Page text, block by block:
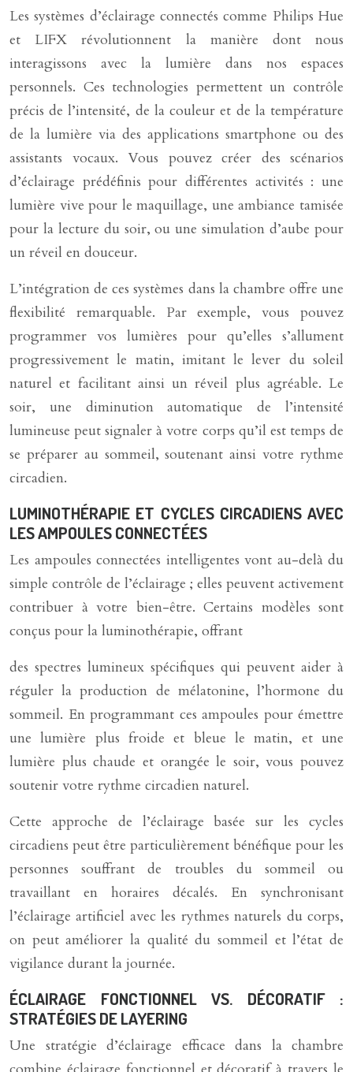
Les systèmes d’éclairage connectés comme Philips Hue
et LIFX révolutionnent la manière dont nous
interagissons avec la lumière dans nos espaces
personnels. Ces technologies permettent un contrôle
précis de l’intensité, de la couleur et de la température
de la lumière via des applications smartphone ou des
assistants vocaux. Vous pouvez créer des scénarios
d’éclairage prédéfinis pour différentes activités : une
lumière vive pour le maquillage, une ambiance tamisée
pour la lecture du soir, ou une simulation d’aube pour
un réveil en douceur.
L’intégration de ces systèmes dans la chambre offre une
flexibilité remarquable. Par exemple, vous pouvez
programmer vos lumières pour qu’elles s’allument
progressivement le matin, imitant le lever du soleil
naturel et facilitant ainsi un réveil plus agréable. Le
soir, une diminution automatique de l’intensité
lumineuse peut signaler à votre corps qu’il est temps de
se préparer au sommeil, soutenant ainsi votre rythme
circadien.
LUMINOTHÉRAPIE ET CYCLES CIRCADIENS AVEC
LES AMPOULES CONNECTÉES
Les ampoules connectées intelligentes vont au-delà du
simple contrôle de l’éclairage ; elles peuvent activement
contribuer à votre bien-être. Certains modèles sont
conçus pour la luminothérapie, offrant
des spectres lumineux spécifiques qui peuvent aider à
réguler la production de mélatonine, l’hormone du
sommeil. En programmant ces ampoules pour émettre
une lumière plus froide et bleue le matin, et une
lumière plus chaude et orangée le soir, vous pouvez
soutenir votre rythme circadien naturel.
Cette approche de l’éclairage basée sur les cycles
circadiens peut être particulièrement bénéfique pour les
personnes souffrant de troubles du sommeil ou
travaillant en horaires décalés. En synchronisant
l’éclairage artificiel avec les rythmes naturels du corps,
on peut améliorer la qualité du sommeil et l’état de
vigilance durant la journée.
ÉCLAIRAGE FONCTIONNEL VS. DÉCORATIF :
STRATÉGIES DE LAYERING
Une stratégie d’éclairage efficace dans la chambre